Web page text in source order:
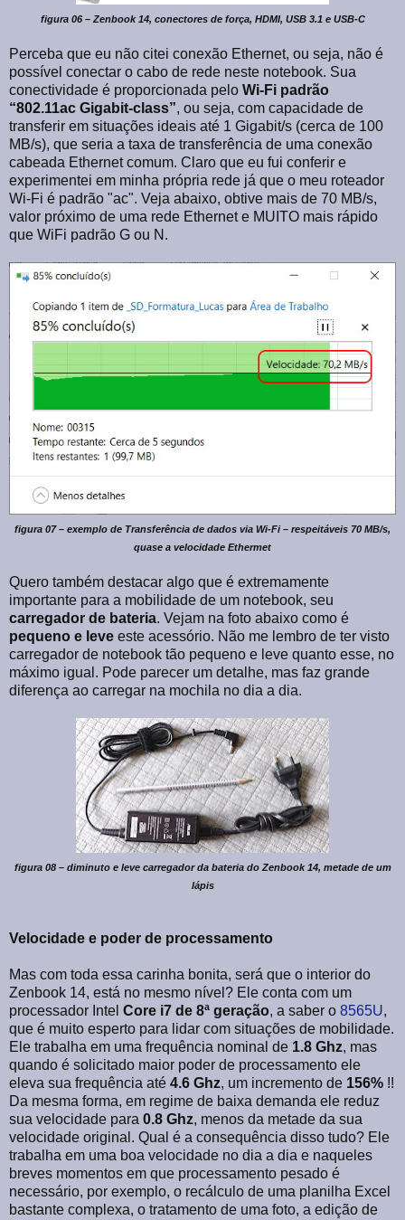
figura 06 – Zenbook 14, conectores de força, HDMI, USB 3.1 e USB-C
Perceba que eu não citei conexão Ethernet, ou seja, não é
possível conectar o cabo de rede neste notebook. Sua
conectividade é proporcionada pelo Wi-Fi padrão
“802.11ac Gigabit-class”, ou seja, com capacidade de
transferir em situações ideais até 1 Gigabit/s (cerca de 100
MB/s), que seria a taxa de transferência de uma conexão
cabeada Ethernet comum. Claro que eu fui conferir e
experimentei em minha própria rede já que o meu roteador
Wi-Fi é padrão "ac". Veja abaixo, obtive mais de 70 MB/s,
valor próximo de uma rede Ethernet e MUITO mais rápido
que WiFi padrão G ou N.
figura 07 – exemplo de Transferência de dados via Wi-Fi – respeitáveis 70 MB/s,
quase a velocidade Ethermet
Quero também destacar algo que é extremamente
importante para a mobilidade de um notebook, seu
carregador de bateria. Vejam na foto abaixo como é
pequeno e leve este acessório. Não me lembro de ter visto
carregador de notebook tão pequeno e leve quanto esse, no
máximo igual. Pode parecer um detalhe, mas faz grande
diferença ao carregar na mochila no dia a dia.
figura 08 – diminuto e leve carregador da bateria do Zenbook 14, metade de um
lápis
Velocidade e poder de processamento
Mas com toda essa carinha bonita, será que o interior do
Zenbook 14, está no mesmo nível? Ele conta com um
processador Intel Core i7 de 8ª geração, a saber o 8565U,
que é muito esperto para lidar com situações de mobilidade.
Ele trabalha em uma frequência nominal de 1.8 Ghz, mas
quando é solicitado maior poder de processamento ele
eleva sua frequência até 4.6 Ghz, um incremento de 156% !!
Da mesma forma, em regime de baixa demanda ele reduz
sua velocidade para 0.8 Ghz, menos da metade da sua
velocidade original. Qual é a consequência disso tudo? Ele
trabalha em uma boa velocidade no dia a dia e naqueles
breves momentos em que processamento pesado é
necessário, por exemplo, o recálculo de uma planilha Excel
bastante complexa, o tratamento de uma foto, a edição de